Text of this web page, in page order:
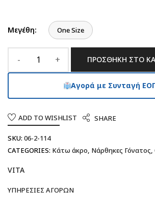
Μεγέθη: One Size
ΠΡΟΣΘΉΚΗ ΣΤΟ
Αγορά με Συνταγή
ADD TO WISHLIST SHARE
SKU: 06-2-114
CATEGORIES: Κάτω άκρο Νάρθηκες Γόνατος
VITA
ΥΠΗΡΕΣΊΕΣ ΑΓΟΡΏΝ